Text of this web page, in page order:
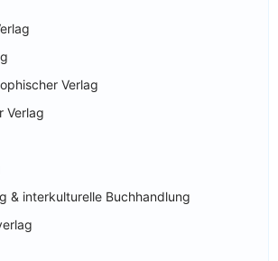
Verlag
Verlag
& interkulturelle Buchhandlung